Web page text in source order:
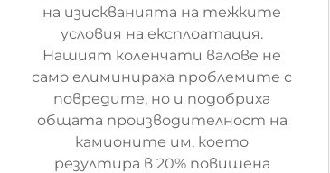
на изискванията на тежките
условия на експлоатация.
Нашият коленчати валове не
само елиминираха проблемите с
повредите, но и подобриха
общата производителност на
камионите им, което
резултира в 20% повишена